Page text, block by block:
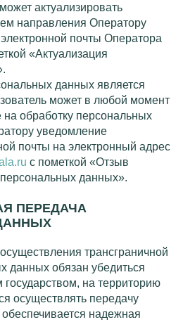
актуализировать
направления Оператору
почты Оператора
«Актуализация
данных является
может в любой момент
на обработку персональных
уведомление
почты на электронный адрес
с пометкой «Отзыв
данных».
ПЕРЕДАЧА
трансграничной
данных обязан убедиться
на территорию
осуществлять передачу
надежная